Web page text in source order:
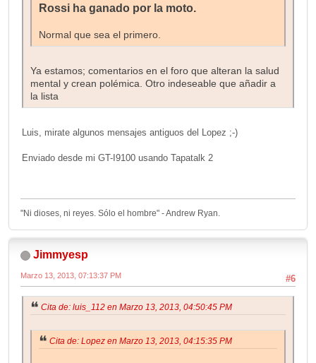
Rossi ha ganado por la moto.
Normal que sea el primero.
Ya estamos; comentarios en el foro que alteran la salud
mental y crean polémica. Otro indeseable que añadir a
la lista
Luis, mirate algunos mensajes antiguos del Lopez ;-)
Enviado desde mi GT-I9100 usando Tapatalk 2
"Ni dioses, ni reyes. Sólo el hombre" - Andrew Ryan.
Jimmyesp
#6
Marzo 13, 2013, 07:13:37 PM
Cita de: luis_112 en Marzo 13, 2013, 04:50:45 PM
Cita de: Lopez en Marzo 13, 2013, 04:15:35 PM